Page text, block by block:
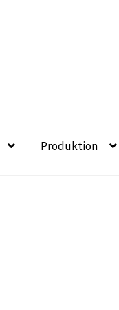
Produktion